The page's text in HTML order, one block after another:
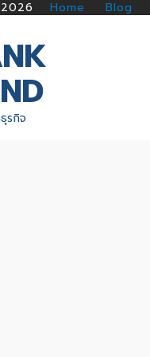
Home Blog
รกิจ